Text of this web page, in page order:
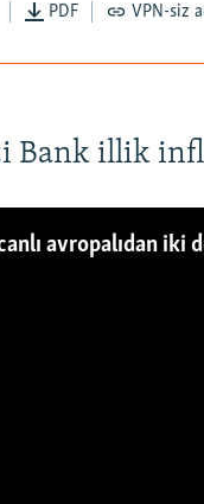
PDF VPN-siz
Bank illik